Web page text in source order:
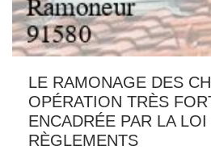
LE RAMONAGE DES
OPÉRATION TRÈS
ENCADRÉE PAR LA
RÈGLEMENTS